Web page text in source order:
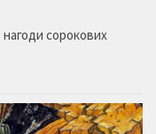
сорокових